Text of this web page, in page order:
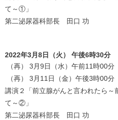
て～①」
第二泌尿器科部長 田口 功
2022年3月8日（火） 午後6時30分
（再） 3月9日（水）午前11時00分
（再） 3月11日（金）午後3時00分
講演２「前立腺がんと言われたら
て～②」
第二泌尿器科部長 田口 功